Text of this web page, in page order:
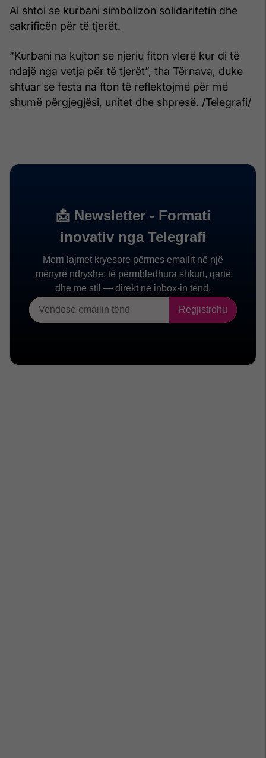
Ai shtoi se kurbani simbolizon solidaritetin dhe
sakrificën për të tjerët.
“Kurbani na kujton se njeriu fiton vlerë kur di të
ndajë nga vetja për të tjerët”, tha Tërnava, duke
shtuar se festa na fton të reflektojmë për më
shumë përgjegjësi, unitet dhe shpresë. /Telegrafi/